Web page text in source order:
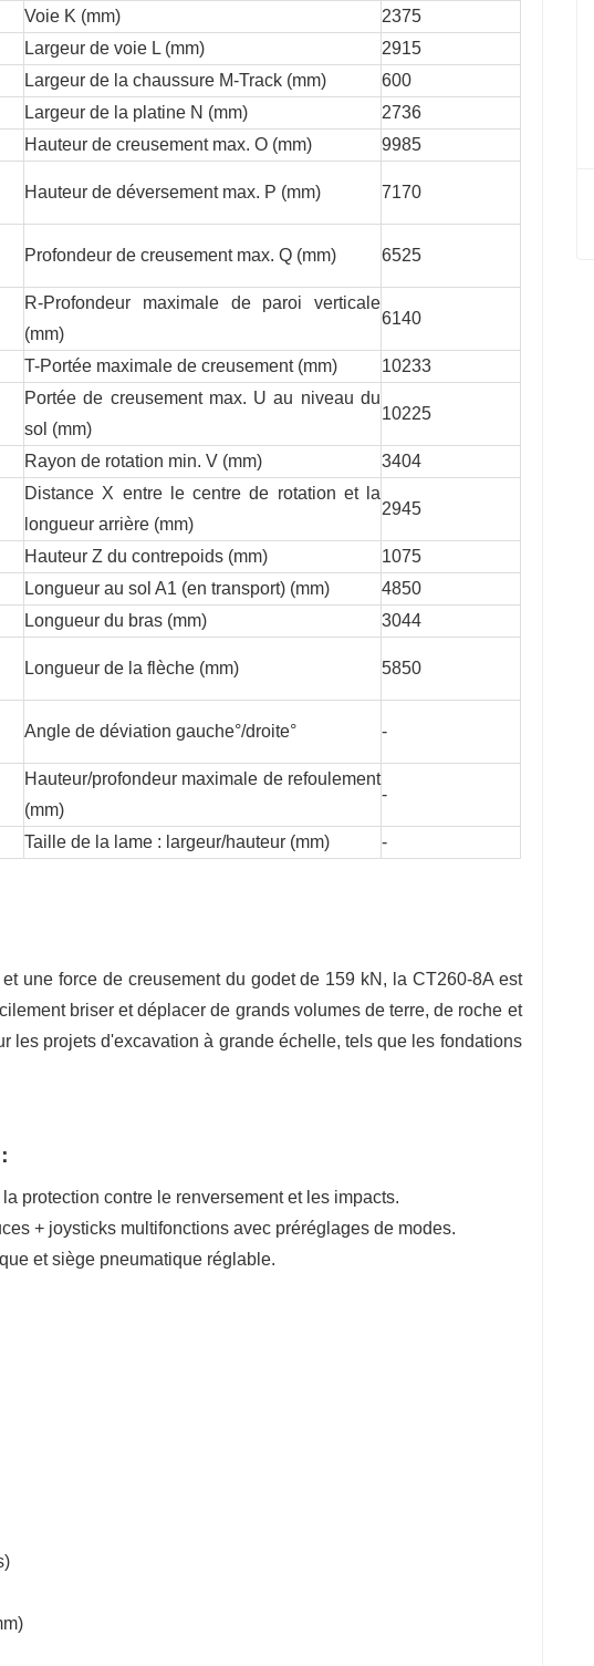
Voie K (mm)
2375
Largeur de voie L (mm)
2915
Largeur de la chaussure M-Track (mm)
600
Largeur de la platine N (mm)
2736
Hauteur de creusement max. O (mm)
9985
Hauteur de déversement max. P (mm) 7170
Profondeur de creusement max. Q (mm) 6525
R-Profondeur maximale de paroi verticale
(mm)
6140
T-Portée maximale de creusement (mm) 10233
Portée de creusement max. U au niveau du
sol (mm)
10225
Rayon de rotation min. V (mm)
3404
Distance X entre le centre de rotation et la
longueur arrière (mm)
2945
Hauteur Z du contrepoids (mm)
1075
Longueur au sol A1 (en transport) (mm)
4850
Longueur du bras (mm)
3044
Longueur de la flèche (mm) 5850
Angle de déviation gauche°/droite° -
Hauteur/profondeur maximale de refoulement
(mm)
-
Taille de la lame : largeur/hauteur (mm) -
une force de creusement du godet de 159 kN, la CT260-8A est
briser et déplacer de grands volumes de terre, de roche et
les projets d'excavation à grande échelle, tels que les fondations
：
protection contre le renversement et les impacts.
+ joysticks multifonctions avec préréglages de modes.
et siège pneumatique réglable.